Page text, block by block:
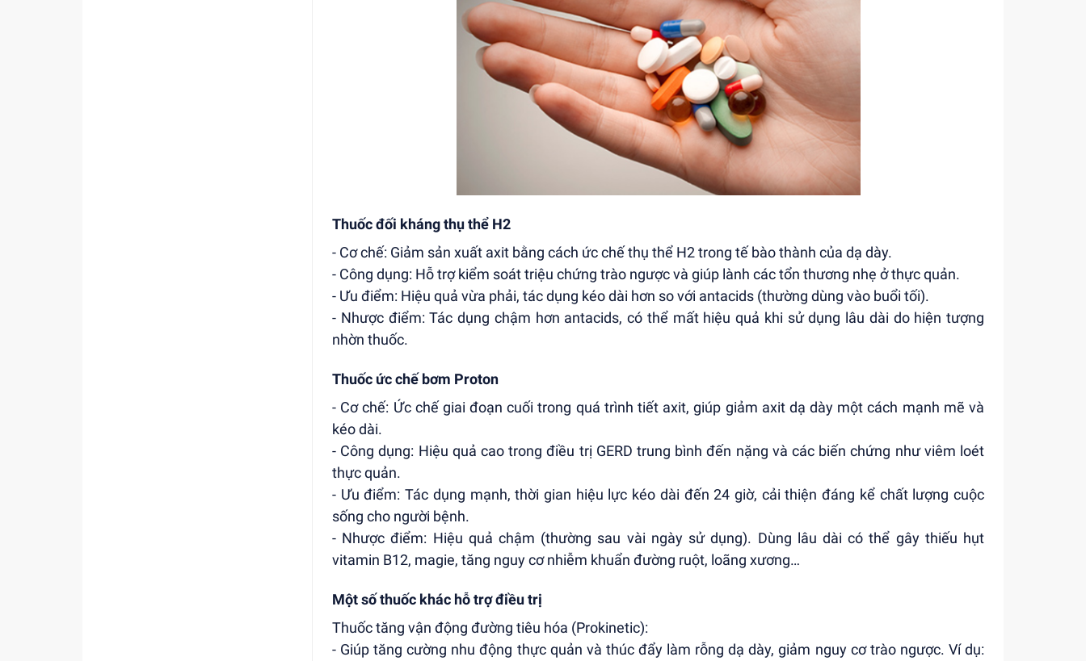
Thuốc đối kháng thụ thể H2
- Cơ chế: Giảm sản xuất axit bằng cách ức chế thụ thể H2 trong tế bào thành của dạ dày.
- Công dụng: Hỗ trợ kiểm soát triệu chứng trào ngược và giúp lành các tổn thương nhẹ ở thực quản.
- Ưu điểm: Hiệu quả vừa phải, tác dụng kéo dài hơn so với antacids (thường dùng vào buổi tối).
- Nhược điểm: Tác dụng chậm hơn antacids, có thể mất hiệu quả khi sử dụng lâu dài do hiện tượng
nhờn thuốc.
Thuốc ức chế bơm Proton
- Cơ chế: Ức chế giai đoạn cuối trong quá trình tiết axit, giúp giảm axit dạ dày một cách mạnh mẽ và
kéo dài.
- Công dụng: Hiệu quả cao trong điều trị GERD trung bình đến nặng và các biến chứng như viêm loét
thực quản.
- Ưu điểm: Tác dụng mạnh, thời gian hiệu lực kéo dài đến 24 giờ, cải thiện đáng kể chất lượng cuộc
sống cho người bệnh.
- Nhược điểm: Hiệu quả chậm (thường sau vài ngày sử dụng). Dùng lâu dài có thể gây thiếu hụt
vitamin B12, magie, tăng nguy cơ nhiễm khuẩn đường ruột, loãng xương…
Một số thuốc khác hỗ trợ điều trị
Thuốc tăng vận động đường tiêu hóa (Prokinetic):
- Giúp tăng cường nhu động thực quản và thúc đẩy làm rỗng dạ dày, giảm nguy cơ trào ngược. Ví dụ: